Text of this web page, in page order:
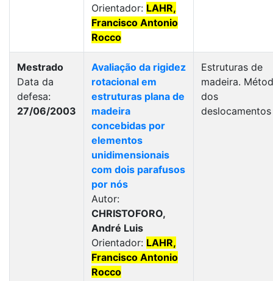
Orientador: LAHR,
Francisco Antonio
Rocco
Mestrado
Data da
defesa:
27/06/2003
Avaliação da rigidez
rotacional em
estruturas plana de
madeira
concebidas por
elementos
unidimensionais
com dois parafusos
por nós
Autor:
CHRISTOFORO,
André Luis
Orientador: LAHR,
Francisco Antonio
Rocco
Estruturas de
madeira.
dos
deslocamentos